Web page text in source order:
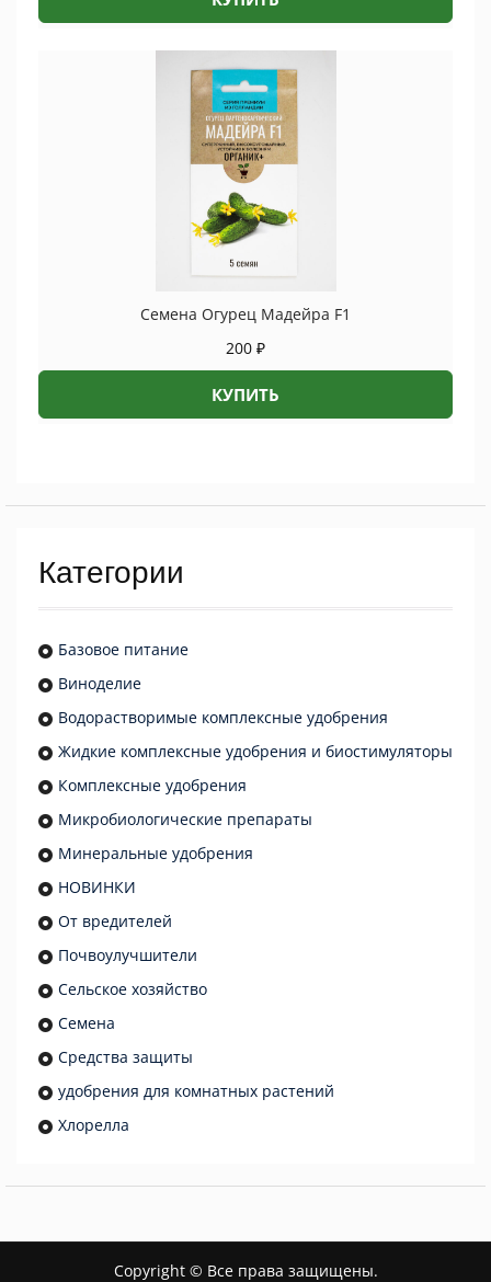
Семена Огурец Мадейра F1
200 ₽
КУПИТЬ
Категории
Базовое питание
Виноделие
Водорастворимые комплексные удобрения
Жидкие комплексные удобрения и биостимуляторы
Комплексные удобрения
Микробиологические препараты
Минеральные удобрения
НОВИНКИ
От вредителей
Почвоулучшители
Сельское хозяйство
Семена
Средства защиты
удобрения для комнатных растений
Хлорелла
Copyright © Все права защищены.